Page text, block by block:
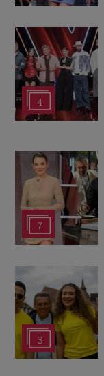
4
7
3